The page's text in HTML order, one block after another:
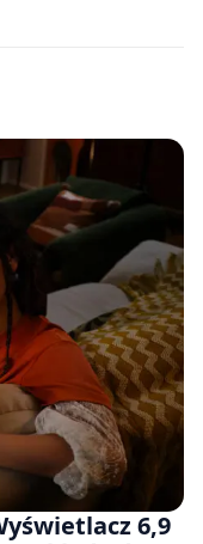
6,9